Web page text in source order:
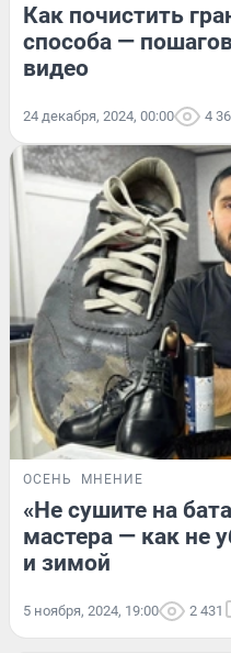
Как почистить
способа —
видео
24 декабря, 2024, 00:00 4
ОСЕНЬ МНЕНИЕ
«Не сушите на
мастера — как не
и зимой
5 ноября, 2024, 19:00 2 431